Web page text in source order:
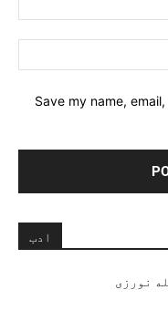
Save my name,
ادب
نورزی